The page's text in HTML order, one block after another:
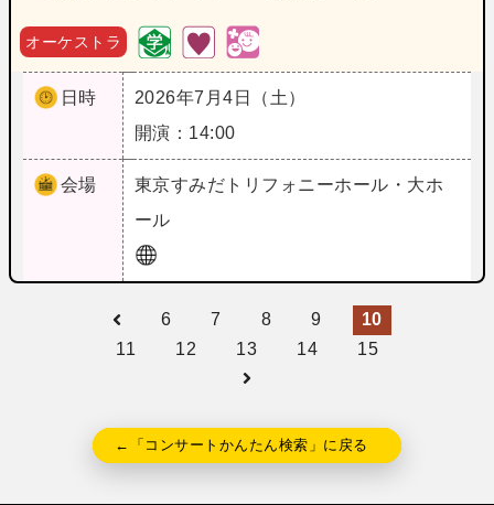
オーケストラ
日時
2026年7月4日（土）
開演：14:00
会場 東京すみだトリフォニーホール・大ホ
ール
6 7 8 9
10
11
12 13 14 15
←「コンサートかんたん検索」に戻る